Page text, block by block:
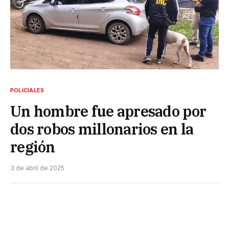
POLICIALES
Un hombre fue apresado por
dos robos millonarios en la
región
3 de abril de 2025